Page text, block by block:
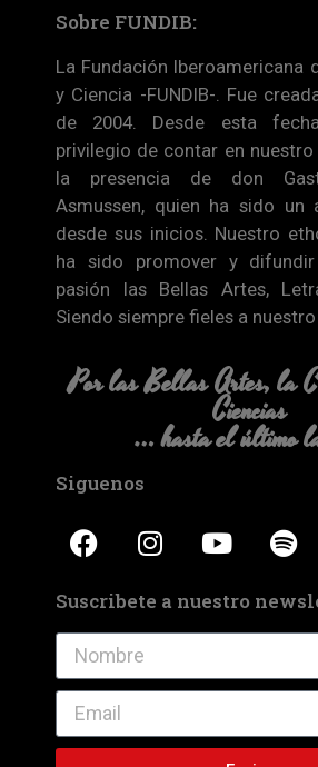
Sobre FUNDIB:
La Fundación Iberoamericana
y Ciencia -FUNDIB-. Fue
de 2004. Desde esta
privilegio de contar en
la presencia de don
Asmussen, quien ha sido un
desde sus inicios. Nuestro
ha sido promover y
pasión las Bellas Artes,
Siendo siempre fieles a
Por las Bellas Artes, la
Ciencias
… hasta el último
Siguenos
Suscribete a nuestro